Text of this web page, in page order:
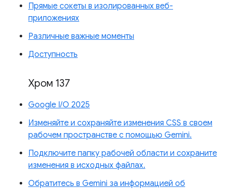
Прямые сокеты в изолированных веб-
приложениях
Различные важные моменты
Доступность
Хром 137
Google I/O 2025
Изменяйте и сохраняйте изменения CSS в своем
рабочем пространстве с помощью Gemini.
Подключите папку рабочей области и сохраните
изменения в исходных файлах.
Обратитесь в Gemini за информацией об